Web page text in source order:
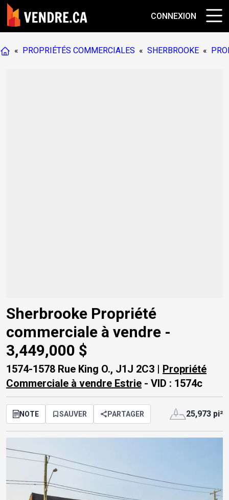
CONNEXION
« PROPRIÉTÉS COMMERCIALES « SHERBROOKE «
Sherbrooke Propriété
commerciale à vendre -
3,449,000 $
1574-1578 Rue King O., J1J 2C3 | Propriété
Commerciale à vendre Estrie - VID : 1574c
NOTE SAUVER PARTAGER 25,973 pi²